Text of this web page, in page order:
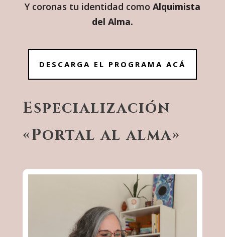
Y coronas tu identidad como Alquimista
del Alma.
DESCARGA EL PROGRAMA ACÁ
Especialización
«Portal al alma»